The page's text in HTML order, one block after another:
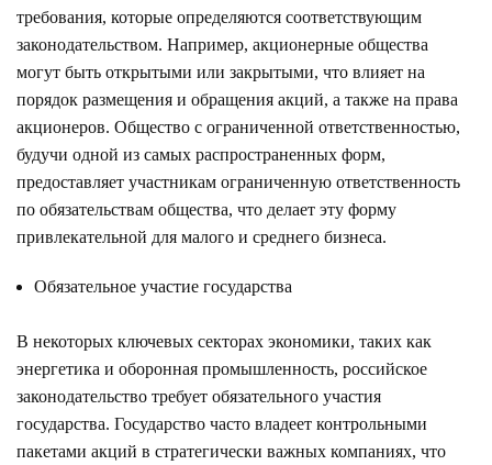
требования, которые определяются соответствующим
законодательством. Например, акционерные общества
могут быть открытыми или закрытыми, что влияет на
порядок размещения и обращения акций, а также на права
акционеров. Общество с ограниченной ответственностью,
будучи одной из самых распространенных форм,
предоставляет участникам ограниченную ответственность
по обязательствам общества, что делает эту форму
привлекательной для малого и среднего бизнеса.
Обязательное участие государства
В некоторых ключевых секторах экономики, таких как
энергетика и оборонная промышленность, российское
законодательство требует обязательного участия
государства. Государство часто владеет контрольными
пакетами акций в стратегически важных компаниях, что